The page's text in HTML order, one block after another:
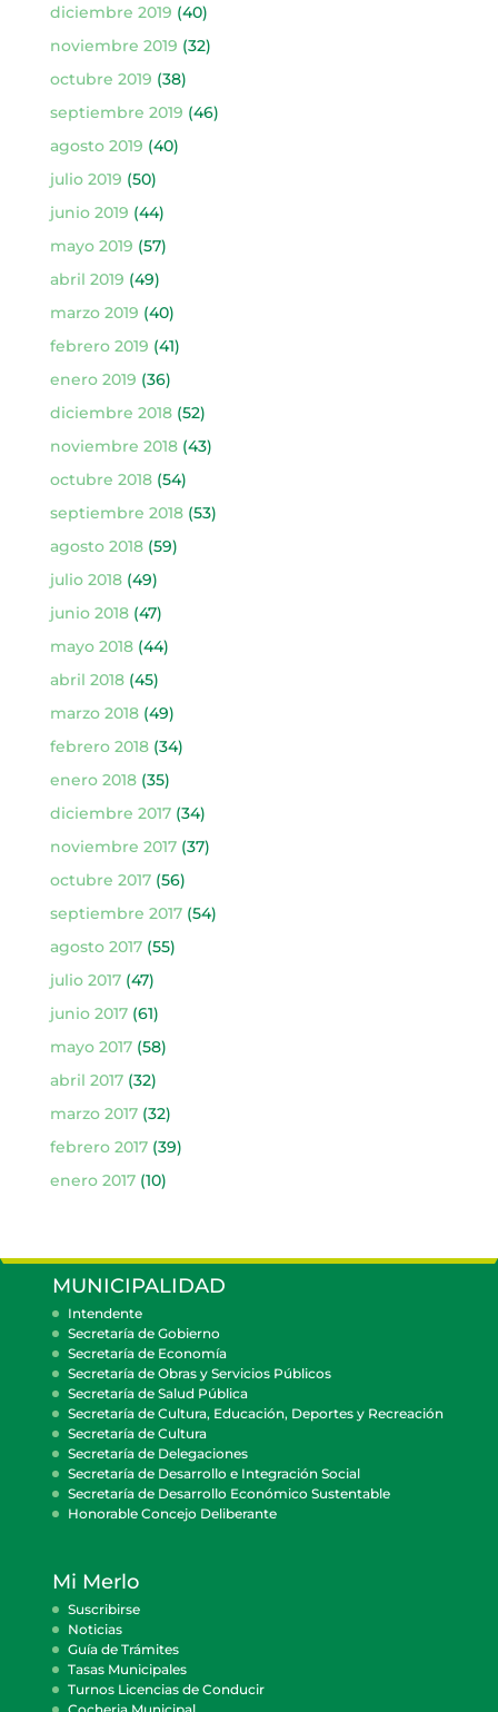
diciembre 2019 (40)
noviembre 2019 (32)
octubre 2019 (38)
septiembre 2019 (46)
agosto 2019 (40)
julio 2019 (50)
junio 2019 (44)
mayo 2019 (57)
abril 2019 (49)
marzo 2019 (40)
febrero 2019 (41)
enero 2019 (36)
diciembre 2018(52)
noviembre 2018(43)
octubre 2018(54)
septiembre 2018(53)
agosto 2018(59)
julio 2018(49)
junio 2018(47)
mayo 2018(44)
abril 2018(45)
marzo 2018(49)
febrero 2018(34)
enero 2018(35)
diciembre 2017(34)
noviembre 2017(37)
octubre 2017(56)
septiembre 2017(54)
agosto 2017(55)
julio 2017(47)
junio 2017(61)
mayo 2017(58)
abril 2017(32)
marzo 2017(32)
febrero 2017(39)
enero 2017(10)
MUNICIPALIDAD
Intendente
Secretaría de Gobierno
Secretaría de Economía
Secretaría de Obras y Servicios Públicos
Secretaría de Salud Pública
Secretaría de Cultura, Educación, Deportes y Recreación
Secretaría de Cultura
Secretaría de Delegaciones
Secretaría de Desarrollo e Integración Social
Secretaría de Desarrollo Económico Sustentable
Honorable Concejo Deliberante
Mi Merlo
Suscribirse
Noticias
Guía de Trámites
Tasas Municipales
Turnos Licencias de Conducir